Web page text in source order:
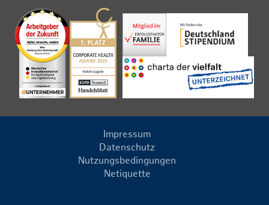
Impressum
Datenschutz
Nutzungsbedingungen
Netiquette